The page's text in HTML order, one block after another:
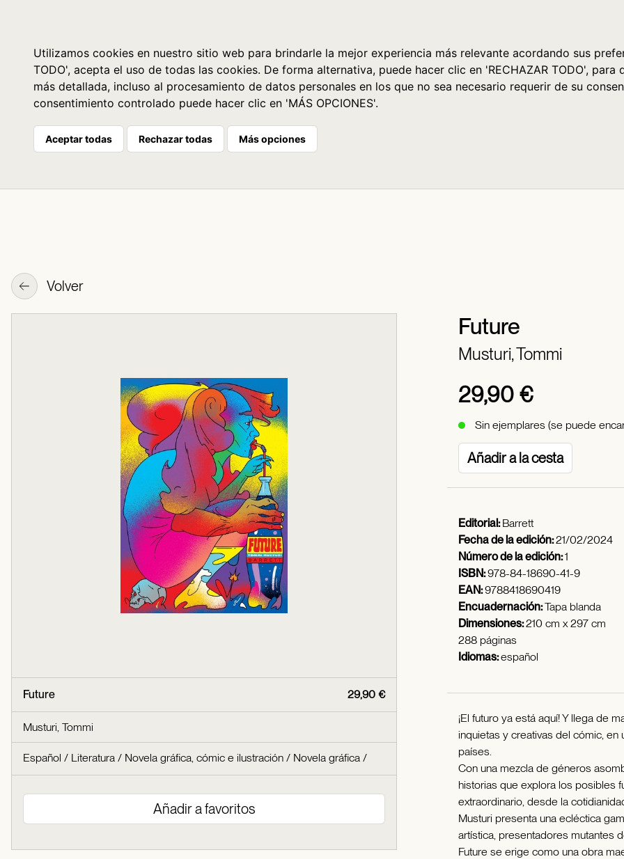
Utilizamos cookies en nuestro sitio web para brindarle la mejor experiencia más relevante acordando sus
TODO', acepta el uso de todas las cookies. De forma alternativa, puede hacer clic en 'RECHAZAR TODO',
más detallada, incluso al procesamiento de datos personales en los que no sea necesario requerir de su
consentimiento controlado puede hacer clic en 'MÁS OPCIONES'.
Aceptar todas Rechazar todas Más opciones
Volver
Future
Musturi, Tommi
29,90 €
Sin ejemplares (se puede
Añadir a la cesta
29,90 €
Future
Musturi, Tommi
Español / Literatura / Novela gráfica, cómic e ilustración / Novela gráfica /
Añadir a favoritos
Editorial:Barrett
Fecha de la edición:21/02/2024
Número de la edición:1
ISBN:978-84-18690-41-9
EAN:9788418690419
Encuadernación:Tapa blanda
Dimensiones:210 cm x 297 cm
288 páginas
Idiomas:español
¡El futuro ya está aquí! Y llega de
inquietas y creativas del cómic, en
países.
Con una mezcla de géneros
historias que explora los posibles
extraordinario, desde la
Musturi presenta una ecléctica
artística, presentadores mutantes
Future se erige como una obra